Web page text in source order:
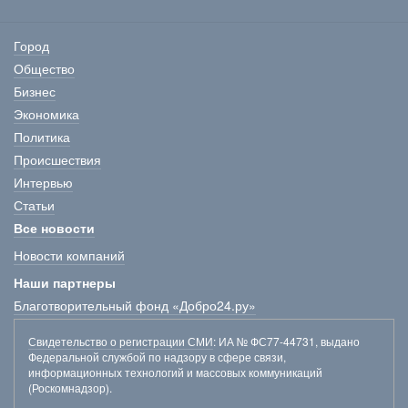
Город
Общество
Бизнес
Экономика
Политика
Происшествия
Интервью
Статьи
Все новости
Новости компаний
Наши партнеры
Благотворительный фонд «Добро24.ру»
Свидетельство о регистрации СМИ: ИА № ФС77-44731, выдано
Федеральной службой по надзору в сфере связи,
информационных технологий и массовых коммуникаций
(Роскомнадзор).